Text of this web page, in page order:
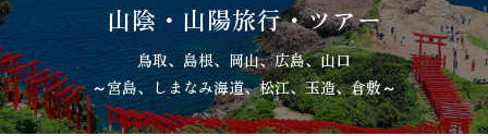
山陰・山陽旅行・ツアー
鳥取、島根、岡山、広島、山口
～宮島、しまなみ海道、松江、玉造、倉敷～